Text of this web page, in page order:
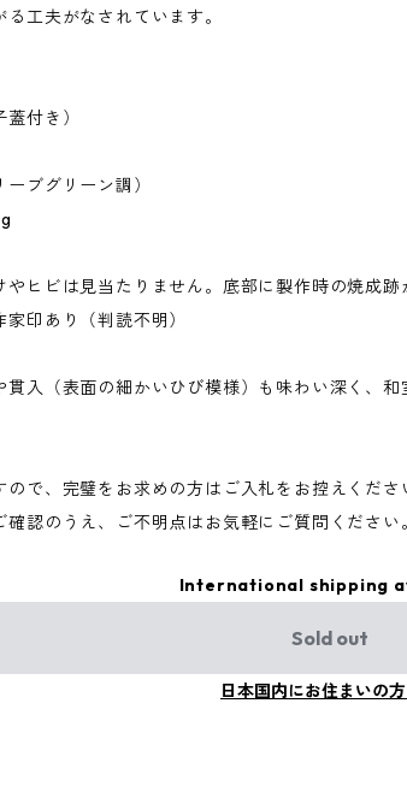
工夫がなされています。
付き）
ブグリーン調）
やヒビは見当たりません。底部に製作時の焼成
印あり（判読不明）
貫入（表面の細かいひび模様）も味わい深く、
ので、完璧をお求めの方はご入札をお控えくださ
確認のうえ、ご不明点はお気軽にご質問ください
International shipping
Sold out
日本国内にお住まいの